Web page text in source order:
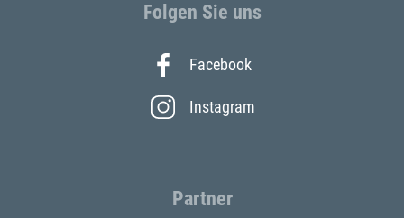
Folgen Sie uns
Facebook
Instagram
Partner